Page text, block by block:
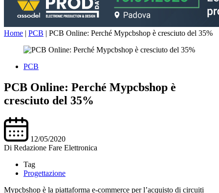
Home | PCB | PCB Online: Perché Mypcbshop è cresciuto del 35%
PCB
PCB Online: Perché Mypcbshop è
cresciuto del 35%
12/05/2020
Di Redazione Fare Elettronica
Tag
Progettazione
Mypcbshop è la piattaforma e-commerce per l’acquisto di circuiti